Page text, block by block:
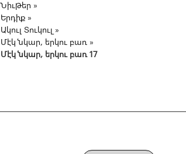
Նիւթեր »
Երդիք »
Ակուլ Տուկուլ »
Մէկ նկար, երկու բառ »
Մէկ նկար, երկու բառ 17